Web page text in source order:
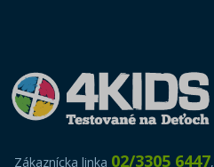
Zákaznícka linka 02/3305 6447,